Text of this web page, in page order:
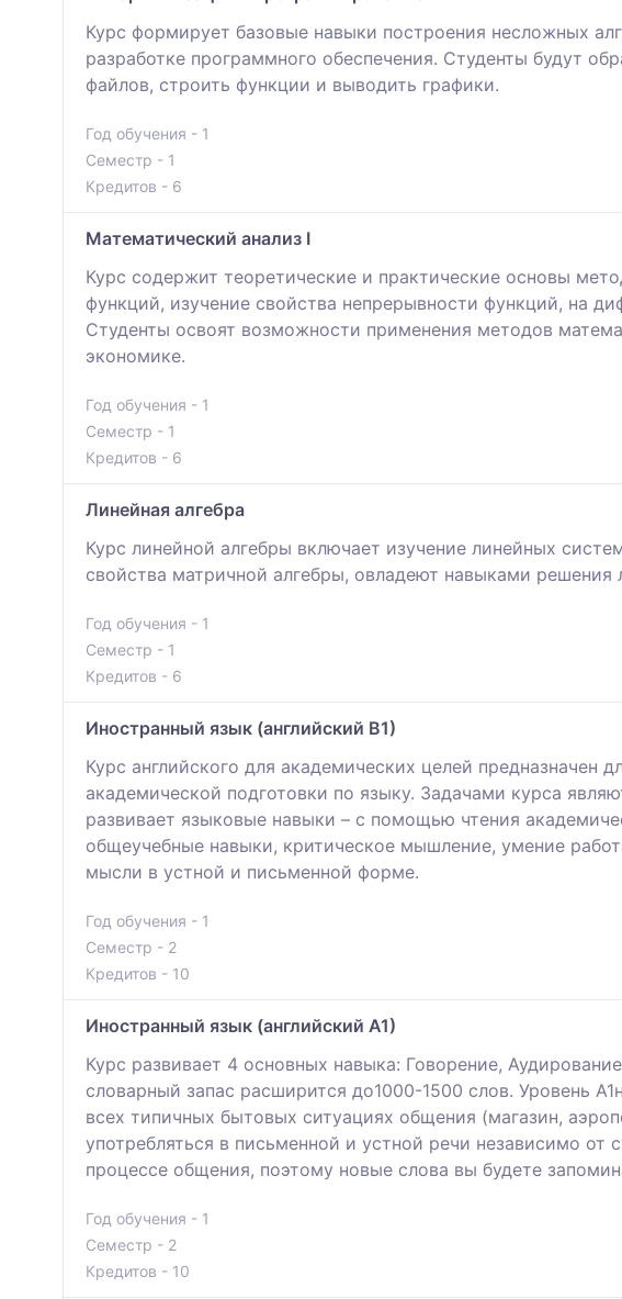
Курс формирует базовые навыки построения несложных
разработке программного обеспечения. Студенты будут
файлов, строить функции и выводить графики.
Год обучения - 1
Семестр - 1
Кредитов - 6
Математический анализ I
Курс содержит теоретические и практические основы
функций, изучение свойства непрерывности функций, на
Студенты освоят возможности применения методов
экономике.
Год обучения - 1
Семестр - 1
Кредитов - 6
Линейная алгебра
Курс линейной алгебры включает изучение линейных
свойства матричной алгебры, овладеют навыками
Год обучения - 1
Семестр - 1
Кредитов - 6
Иностранный язык (английский В1)
Курс английского для академических целей предназначен
академической подготовки по языку. Задачами курса
развивает языковые навыки – с помощью чтения
общеучебные навыки, критическое мышление, умение
мысли в устной и письменной форме.
Год обучения - 1
Семестр - 2
Кредитов - 10
Иностранный язык (английский А1)
Курс развивает 4 основных навыка: Говорение,
словарный запас расширится до1000-1500 слов. Уровень
всех типичных бытовых ситуациях общения (магазин,
употребляться в письменной и устной речи независимо
процессе общения, поэтому новые слова вы будете
Год обучения - 1
Семестр - 2
Кредитов - 10